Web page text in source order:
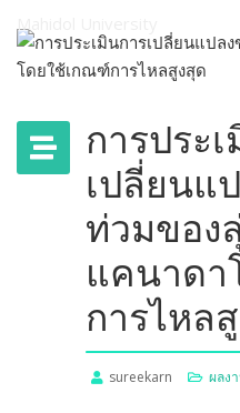
การประ
เปลี่ยนแ
ท่วมของ
แคนาดา
การไหล
sureekarn ผลง